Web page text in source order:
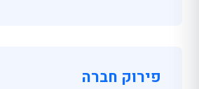
פירוק חברה